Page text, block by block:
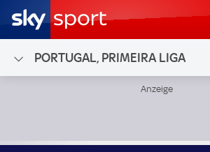
PORTUGAL, PRIMEIRA LIGA